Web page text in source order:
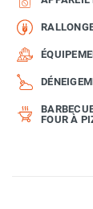
FOUR À